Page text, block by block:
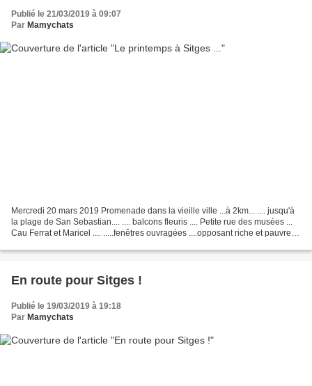
Publié le 21/03/2019 à 09:07
Par Mamychats
Mercredi 20 mars 2019 Promenade dans la vieille ville ...à 2km... .... jusqu'à
la plage de San Sebastian.... .... balcons fleuris .... Petite rue des musées ...
Cau Ferrat et Maricel .... .....fenêtres ouvragées ....opposant riche et pauvre
En route pour Sitges !
Publié le 19/03/2019 à 19:18
Par Mamychats